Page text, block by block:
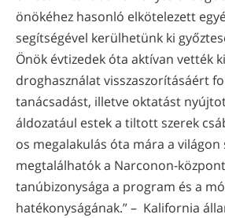
önökéhez hasonló elkötelezett
segítségével kerülhetünk ki
Önök évtizedek óta aktívan vették
droghasználat visszaszorításáért
tanácsadást, illetve oktatást
áldozatául estek a tiltott szerek
os megalakulás óta mára a világon
megtalálhatók a Narconon-
tanúbizonysága a program és a
hatékonyságának.” – Kalifornia